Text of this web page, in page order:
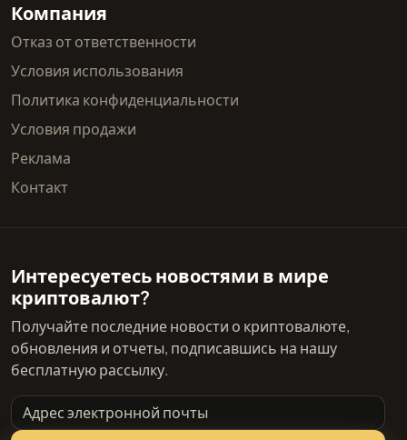
Компания
Отказ от ответственности
Условия использования
Политика конфиденциальности
Условия продажи
Реклама
Контакт
Интересуетесь новостями в мире
криптовалют?
Получайте последние новости о криптовалюте,
обновления и отчеты, подписавшись на нашу
бесплатную рассылку.
Адрес электронной почты